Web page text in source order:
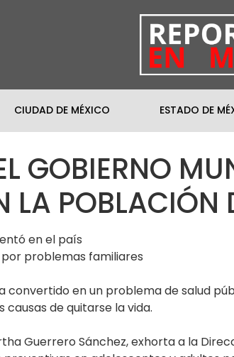
CIUDAD DE MÉXICO ESTADO DE
GOBIERNO
LA POBLACIÓN
en el país
problemas familiares
convertido en un problema de salud
de quitarse la vida.
Guerrero Sánchez, exhorta a la